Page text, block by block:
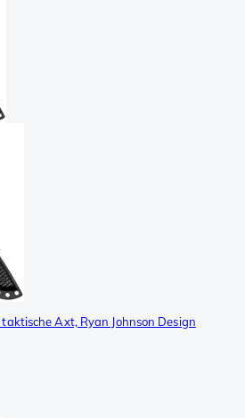
Axt, Ryan Johnson Design